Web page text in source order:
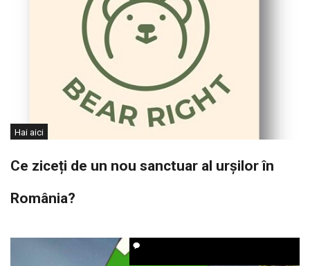
Hai aici
Ce ziceți de un nou sanctuar al urșilor în
România?